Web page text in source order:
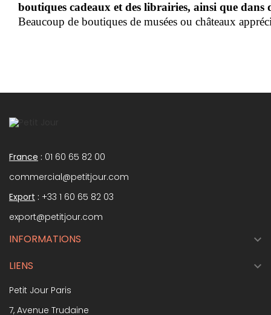
boutiques cadeaux et des librairies, ainsi que dans
Beaucoup de boutiques de musées ou châteaux
France : 01 60 65 82 00
commercial@petitjour.com
Export : +33 1 60 65 82 03
export@petitjour.com
INFORMATIONS 
LIENS 
Petit Jour Paris
7, Avenue Trudaine